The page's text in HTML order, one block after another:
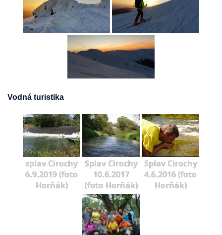
Vodná turistika
splav Cirochy
6.9.2019 (foto
Horňák)
Splav Cirochy
10.6.2017
(foto Horňák)
Splav Cirochy
4.6.2016 (foto
Horňák)